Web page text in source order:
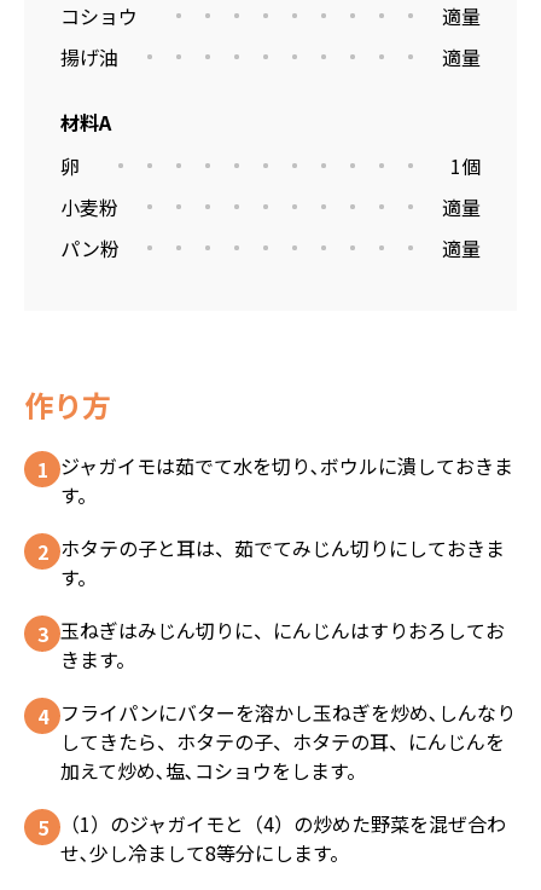
コショウ
適量
揚げ油
適量
材料A
卵
1個
小麦粉
適量
パン粉
適量
作り方
ジャガイモは茹でて水を切り､ボウルに潰しておきま
す。
ホタテの子と耳は、茹でてみじん切りにしておきま
す。
玉ねぎはみじん切りに、にんじんはすりおろしてお
きます。
フライパンにバターを溶かし玉ねぎを炒め､しんなり
してきたら、ホタテの子、ホタテの耳、にんじんを
加えて炒め､塩､コショウをします。
（1）のジャガイモと（4）の炒めた野菜を混ぜ合わ
せ､少し冷まして8等分にします。